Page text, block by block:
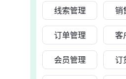
线索管理 销
订单管理 客
会员管理 订